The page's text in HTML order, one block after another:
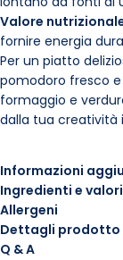
Valore
fornire energia
Per un piatto
pomodoro fresco
formaggio e
dalla tua creatività
Informazioni
Ingredienti e
Allergeni
Dettagli prodotto
Q & A